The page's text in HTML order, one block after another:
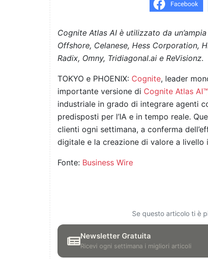
Cognite Atlas AI è utilizzato da
Offshore, Celanese, Hess Corporation,
Radix, Omny, Tridiagonal.ai e ReVisionz.
TOKYO e PHOENIX: Cognite, leader
importante versione di Cognite Atlas AI™
industriale in grado di integrare agenti
predisposti per l’IA e in tempo reale.
clienti ogni settimana, a conferma
digitale e la creazione di valore a livello
Fonte: Business Wire
Se questo articolo ti è
Newsletter Gratuita
Ricevi ogni settimana i migliori articoli